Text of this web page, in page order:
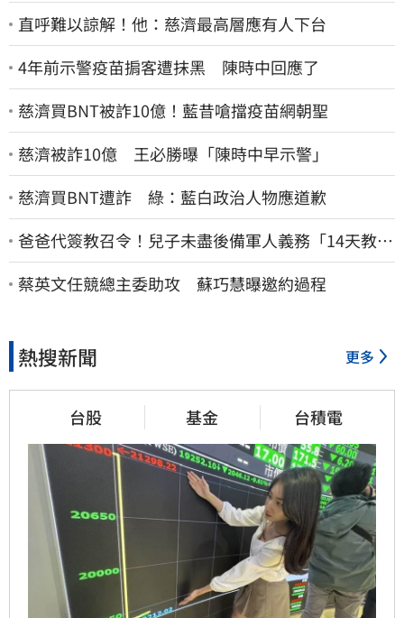
直呼難以諒解！他：慈濟最高層應有人下台
4年前示警疫苗掮客遭抹黑 陳時中回應了
慈濟買BNT被詐10億！藍昔嗆擋疫苗網朝聖
慈濟被詐10億 王必勝曝「陳時中早示警」
慈濟買BNT遭詐 綠：藍白政治人物應道歉
爸爸代簽教召令！兒子未盡後備軍人義務「14天教召
不去」換3個月刑期
蔡英文任競總主委助攻 蘇巧慧曝邀約過程
熱搜新聞 更多
台股 基金 台積電